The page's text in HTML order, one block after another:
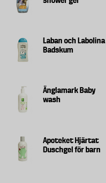
Laban och Labolina
Badskum
Änglamark Baby
wash
Apoteket Hjärtat
Duschgel för barn